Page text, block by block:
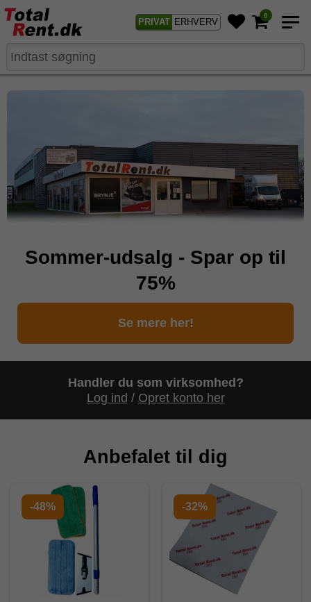
PRIVAT ERHVERV
0
Sommer-udsalg - Spar op til
75%
Se mere her!
Flytte hjemmefra
rengøringspakke
Se her
Handler du som virksomhed?
Log ind / Opret konto her
Anbefalet til dig
-48% -32%